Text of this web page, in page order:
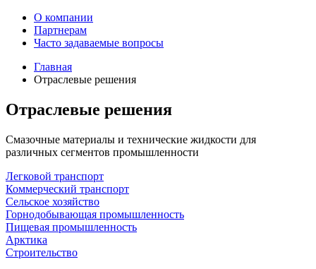
О компании
Партнерам
Часто задаваемые вопросы
Главная
Отраслевые решения
Отраслевые решения
Смазочные материалы и технические жидкости для
различных сегментов промышленности
Легковой транспорт
Коммерческий транспорт
Сельское хозяйство
Горнодобывающая промышленность
Пищевая промышленность
Арктика
Строительство